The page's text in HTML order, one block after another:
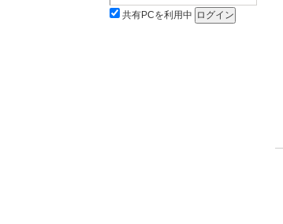
共有PCを利用中